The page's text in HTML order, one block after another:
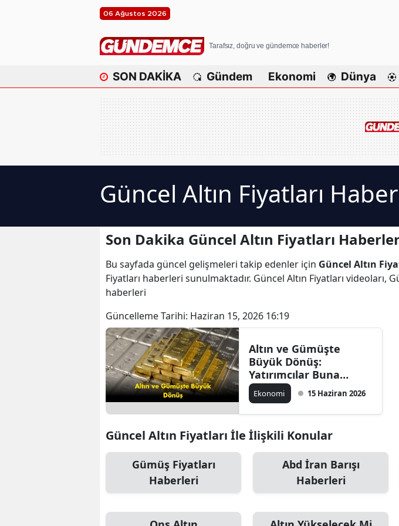
06 Ağustos 2026
Tarafsız, doğru ve gündemce haberler!
SON DAKİKA Gündem Ekonomi Dünya
Güncel Altın Fiyatları
Son Dakika Güncel Altın Fiyatları
Bu sayfada güncel gelişmeleri takip edenler için Güncel Altın
Fiyatları haberleri sunulmaktadır. Güncel Altın Fiyatları videoları,
haberleri
Güncelleme Tarihi: Haziran 15, 2026 16:19
Altın ve Gümüşte
Büyük Dönüş:
Yatırımcılar Buna
Odaklandı
Ekonomi 15 Haziran 2026
Güncel Altın Fiyatları İle İlişkili Konular
Gümüş Fiyatları
Haberleri
Abd İran Barışı
Haberleri